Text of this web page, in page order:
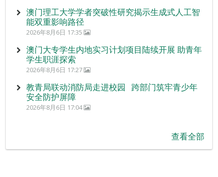
澳门理工大学学者突破性研究揭示生成式人工智
能双重影响路径
2026年8月6日 17:35
澳门大专学生内地实习计划项目陆续开展 助青年
学生职涯探索
2026年8月6日 17:27
教青局联动消防局走进校园 跨部门筑牢青少年
安全防护屏障
2026年8月6日 17:04
查看全部